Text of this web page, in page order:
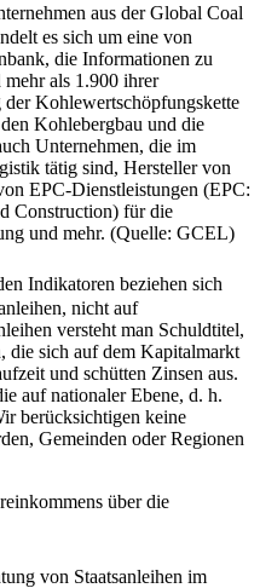
aus der Global Coal
es sich um eine von
die Informationen zu
als 1.900 ihrer
der Kohlewertschöpfungskette
Kohlebergbau und die
Unternehmen, die im
tätig sind, Hersteller von
EPC-Dienstleistungen (EPC:
Construction) für die
und mehr. (Quelle: GCEL)
Indikatoren beziehen sich
nicht auf
versteht man Schuldtitel,
die sich auf dem Kapitalmarkt
und schütten Zinsen aus.
auf nationaler Ebene, d. h.
berücksichtigen keine
Gemeinden oder Regionen
über die
von Staatsanleihen im